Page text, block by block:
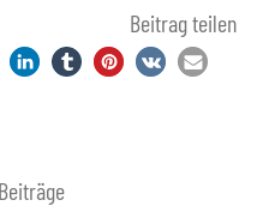
Beitrag teilen